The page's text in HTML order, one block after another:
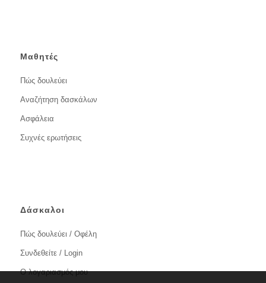
Μαθητές
Πώς δουλεύει
Αναζήτηση δασκάλων
Ασφάλεια
Συχνές ερωτήσεις
Δάσκαλοι
Πώς δουλεύει / Οφέλη
Συνδεθείτε / Login
Ο λογαριασμός μου